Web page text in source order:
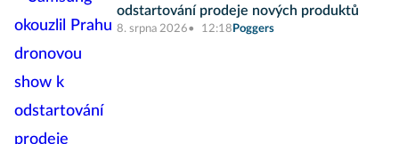
odstartování prodeje nových produktů
8. srpna 2026 12:18 Poggers